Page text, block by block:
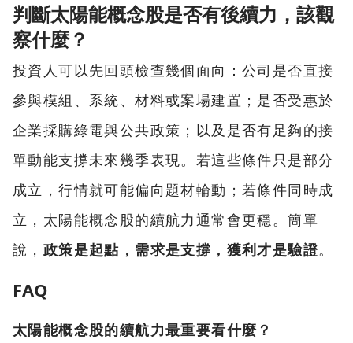
判斷太陽能概念股是否有後續力，該觀
察什麼？
投資人可以先回頭檢查幾個面向：公司是否直接
參與模組、系統、材料或案場建置；是否受惠於
企業採購綠電與公共政策；以及是否有足夠的接
單動能支撐未來幾季表現。若這些條件只是部分
成立，行情就可能偏向題材輪動；若條件同時成
立，太陽能概念股的續航力通常會更穩。簡單
說， 政策是起點，需求是支撐，獲利才是驗證。
FAQ
太陽能概念股的續航力最重要看什麼？